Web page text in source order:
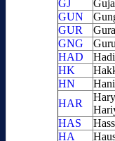
GJ
GUN
GUR
GNG
HAD
HK
HN
Hani
HAR
HAS
HA